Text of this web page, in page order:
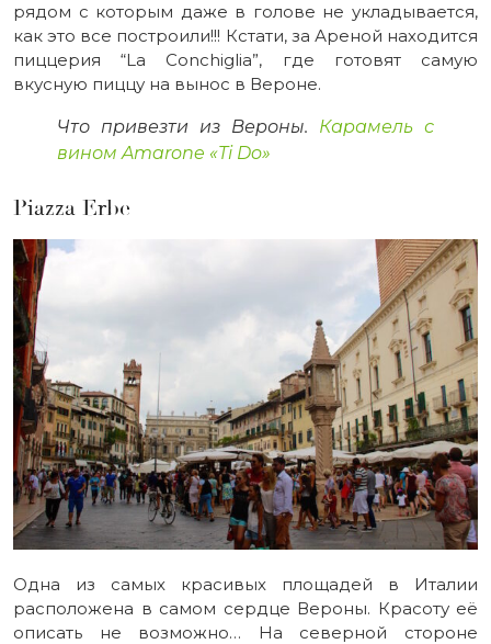
рядом с которым даже в голове не укладывается,
как это все построили!!! Кстати, за Ареной находится
пиццерия “La Conchiglia”, где готовят самую
вкусную пиццу на вынос в Вероне.
Что привезти из Вероны. Карамель с
вином Amarone «Ti Do»
Piazza Erbe
Одна из самых красивых площадей в Италии
расположена в самом сердце Вероны. Красоту её
описать не возможно… На северной стороне